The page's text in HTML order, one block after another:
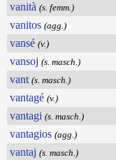
vanità (s. femm.)
vanitos (agg.)
vansé (v.)
vansoj (s. masch.)
vant (s. masch.)
vantagé (v.)
vantagi (s. masch.)
vantagios (agg.)
vantaj (s. masch.)